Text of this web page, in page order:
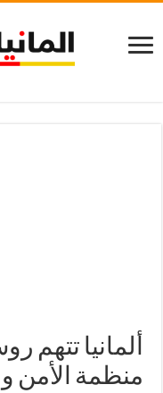
ألمانيا تتهم
منظمة الأمن و